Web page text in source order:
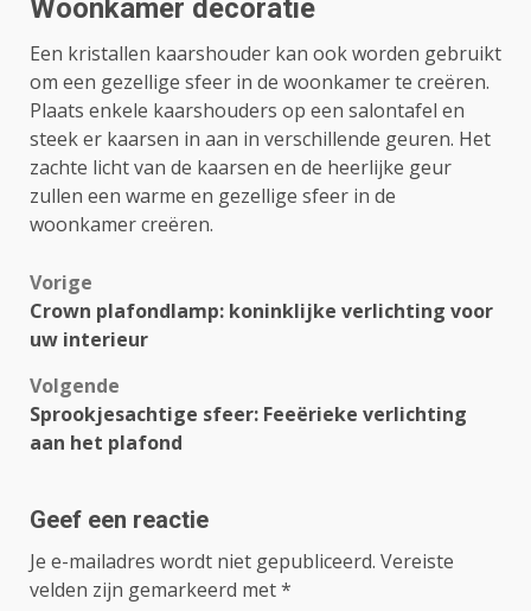
Woonkamer decoratie
Een kristallen kaarshouder kan ook worden gebruikt
om een ​​gezellige sfeer in de woonkamer te creëren.
Plaats enkele kaarshouders op een salontafel en
steek er kaarsen in aan in verschillende geuren. Het
zachte licht van de kaarsen en de heerlijke geur
zullen een warme en gezellige sfeer in de
woonkamer creëren.
Bericht
navigatie
Vorige
Crown plafondlamp: koninklijke verlichting voor
uw interieur
Volgende
Sprookjesachtige sfeer: Feeërieke verlichting
aan het plafond
Geef een reactie
Je e-mailadres wordt niet gepubliceerd. Vereiste
velden zijn gemarkeerd met*